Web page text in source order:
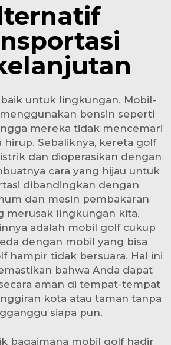
untuk lingkungan. Mobil-
bensin seperti
mereka tidak mencemari
hirup. Sebaliknya, kereta golf
dan dioperasikan dengan
cara yang hijau untuk
dibandingkan dengan
dan mesin pembakaran
merusak lingkungan kita.
adalah mobil golf cukup
dengan mobil yang bisa
hampir tidak bersuara. Hal ini
bahwa Anda dapat
aman di tempat-tempat
kota atau taman tanpa
siapa pun.
bagaimana mobil golf hadir